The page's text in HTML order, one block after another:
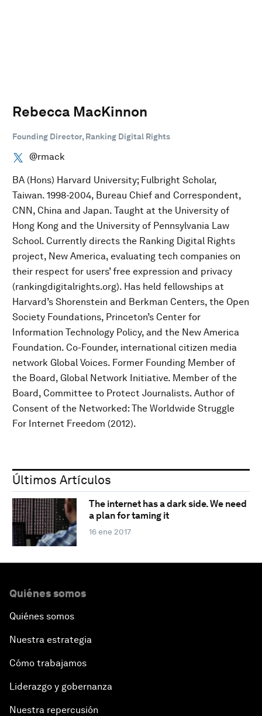
Rebecca MacKinnon
Founding Director, Ranking Digital Rights
@rmack
BA (Hons) Harvard University; Fulbright Scholar,
Taiwan. 1998-2004, Bureau Chief and Correspondent,
CNN, China and Japan. Taught at the University of
Hong Kong and the University of Pennsylvania Law
School. Currently directs the Ranking Digital Rights
project, New America, evaluating tech companies on
their respect for users’ free expression and privacy
(rankingdigitalrights.org). Has held fellowships at
Harvard’s Shorenstein and Berkman Centers, the Open
Society Foundations, Princeton’s Center for
Information Technology Policy, and the New America
Foundation. Co-Founder, international citizen media
network Global Voices. Former Founding Member of
the Board, Global Network Initiative. Member of the
Board, Committee to Protect Journalists. Author of
Consent of the Networked: The Worldwide Struggle
For Internet Freedom (2012).
Últimos Artículos
The internet has a dark side. We need
a plan for taming it
16 ene 2017
Quiénes somos
Quiénes somos
Nuestra estrategia
Cómo trabajamos
Liderazgo y gobernanza
Nuestra repercusión